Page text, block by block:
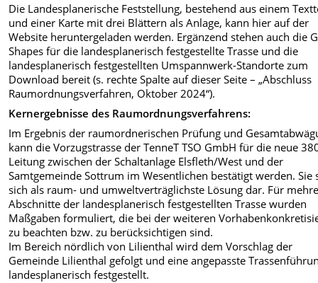
Die Landesplanerische Feststellung, bestehend aus einem
und einer Karte mit drei Blättern als Anlage, kann hier auf der
Website heruntergeladen werden. Ergänzend stehen auch die
Shapes für die landesplanerisch festgestellte Trasse und die
landesplanerisch festgestellten Umspannwerk-Standorte zum
Download bereit (s. rechte Spalte auf dieser Seite – „Abschluss
Raumordnungsverfahren, Oktober 2024“).
Kernergebnisse des Raumordnungsverfahrens:
Im Ergebnis der raumordnerischen Prüfung und
kann die Vorzugstrasse der TenneT TSO GmbH für die neue
Leitung zwischen der Schaltanlage Elsfleth/West und der
Samtgemeinde Sottrum im Wesentlichen bestätigt werden. Sie
sich als raum- und umweltverträglichste Lösung dar. Für
Abschnitte der landesplanerisch festgestellten Trasse wurden
Maßgaben formuliert, die bei der weiteren
zu beachten bzw. zu berücksichtigen sind.
Im Bereich nördlich von Lilienthal wird dem Vorschlag der
Gemeinde Lilienthal gefolgt und eine angepasste
landesplanerisch festgestellt.